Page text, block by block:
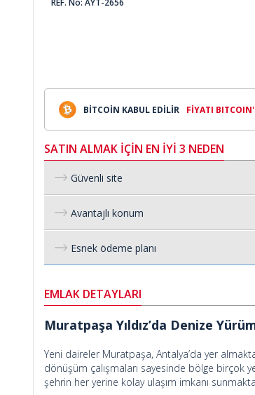
BİTCOİN KABUL EDİLİR FİYATI
SATIN ALMAK İÇİN EN İYİ 3 NEDEN
Güvenli site
Avantajlı konum
Esnek ödeme planı
EMLAK DETAYLARI
Muratpaşa Yıldız’da Denize
Yeni daireler Muratpaşa, Antalya’da yer
dönüşüm çalışmaları sayesinde bölge birçok
şehrin her yerine kolay ulaşım imkanı